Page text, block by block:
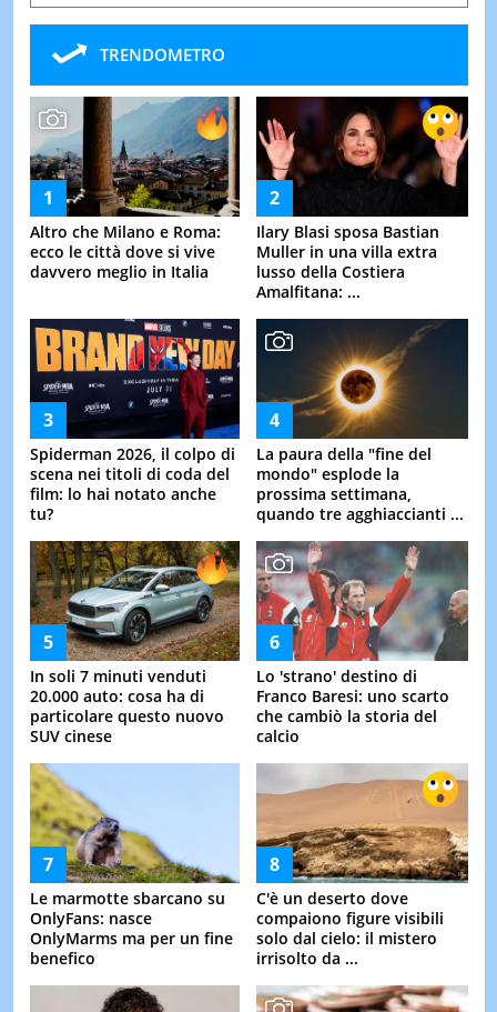
TRENDOMETRO
Altro che Milano e Roma:
ecco le città dove si vive
davvero meglio in Italia
Ilary Blasi sposa Bastian
Muller in una villa extra
lusso della Costiera
Amalfitana: ...
Spiderman 2026, il colpo di
scena nei titoli di coda del
film: lo hai notato anche
tu?
La paura della "fine del
mondo" esplode la
prossima settimana,
quando tre agghiaccianti ...
In soli 7 minuti venduti
20.000 auto: cosa ha di
particolare questo nuovo
SUV cinese
Lo 'strano' destino di
Franco Baresi: uno scarto
che cambiò la storia del
calcio
Le marmotte sbarcano su
OnlyFans: nasce
OnlyMarms ma per un fine
benefico
C'è un deserto dove
compaiono figure visibili
solo dal cielo: il mistero
irrisolto da ...